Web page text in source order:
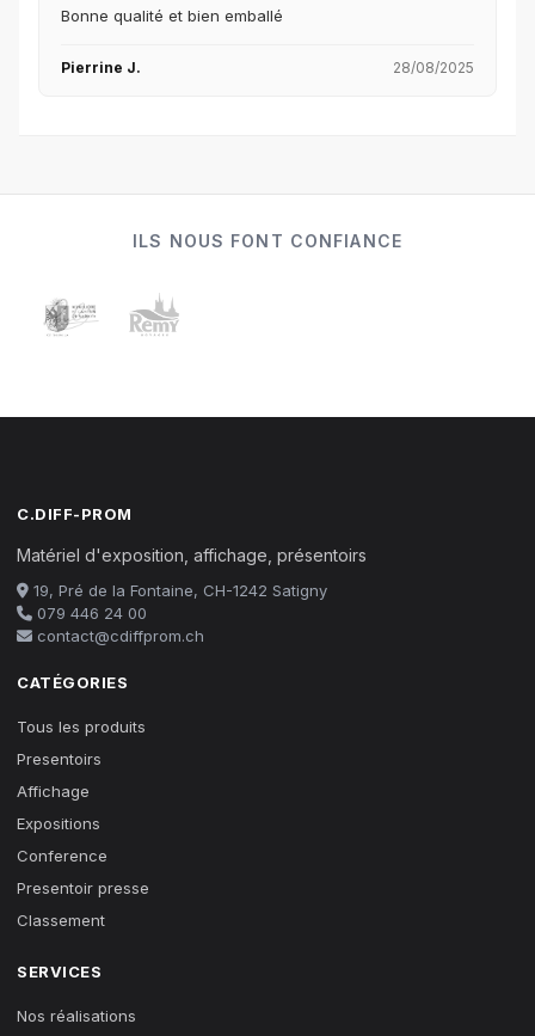
Bonne qualité et bien emballé
Pierrine J. 28/08/2025
ILS NOUS FONT CONFIANCE
C.DIFF-PROM
Matériel d'exposition, affichage, présentoirs
19, Pré de la Fontaine, CH-1242 Satigny
079 446 24 00
contact@cdiffprom.ch
CATÉGORIES
Tous les produits
Presentoirs
Affichage
Expositions
Conference
Presentoir presse
Classement
SERVICES
Nos réalisations